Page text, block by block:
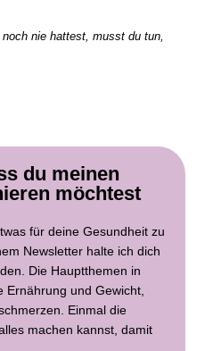
nie hattest, musst du tun,
du meinen
möchtest
für deine Gesundheit zu
Newsletter halte ich dich
Die Hauptthemen in
Ernährung und Gewicht,
Einmal die
machen kannst, damit